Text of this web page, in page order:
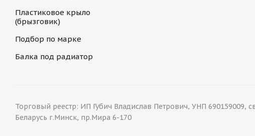
Пластиковое крыло
(брызговик)
Подбор по марке
Балка под радиатор
Торговый реестр: ИП Губич Владислав Петрович, УНП 690159009,
Беларусь г.Минск, пр.Мира 6-170